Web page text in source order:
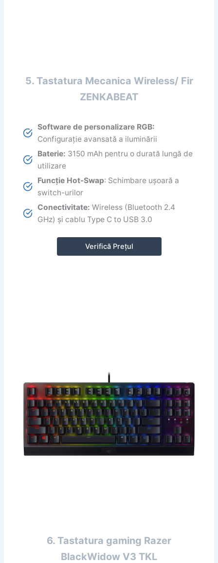
5. Tastatura Mecanica Wireless/ Fir
ZENKABEAT
Software de personalizare RGB:
Configurație avansată a iluminării
Baterie: 3150 mAh pentru o durată lungă de
utilizare
Funcție Hot-Swap: Schimbare ușoară a
switch-urilor
Conectivitate: Wireless (Bluetooth 2.4
GHz) și cablu Type C to USB 3.0
Verifică Prețul
6. Tastatura gaming Razer
BlackWidow V3 TKL